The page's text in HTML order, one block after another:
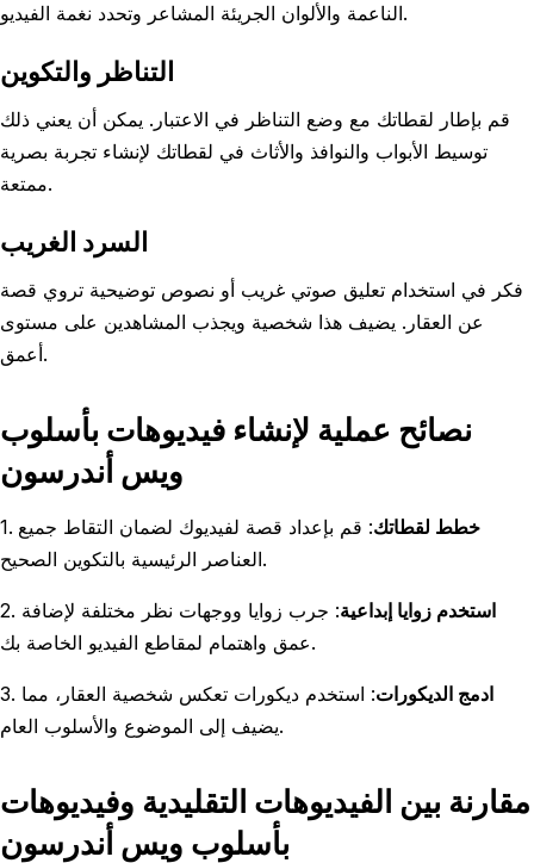
الناعمة والألوان الجريئة المشاعر وتحدد نغمة الفيديو.
التناظر والتكوين
قم بإطار لقطاتك مع وضع التناظر في الاعتبار. يمكن أن يعني ذلك
توسيط الأبواب والنوافذ والأثاث في لقطاتك لإنشاء تجربة بصرية
ممتعة.
السرد الغريب
فكر في استخدام تعليق صوتي غريب أو نصوص توضيحية تروي قصة
عن العقار. يضيف هذا شخصية ويجذب المشاهدين على مستوى
أعمق.
نصائح عملية لإنشاء فيديوهات بأسلوب
ويس أندرسون
1. خطط لقطاتك: قم بإعداد قصة لفيديوك لضمان التقاط جميع
العناصر الرئيسية بالتكوين الصحيح.
2. استخدم زوايا إبداعية: جرب زوايا ووجهات نظر مختلفة لإضافة
عمق واهتمام لمقاطع الفيديو الخاصة بك.
3. ادمج الديكورات: استخدم ديكورات تعكس شخصية العقار، مما
يضيف إلى الموضوع والأسلوب العام.
مقارنة بين الفيديوهات التقليدية وفيديوهات
بأسلوب ويس أندرسون